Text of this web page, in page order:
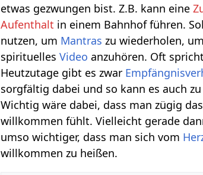
etwas gezwungen bist. Z.B. kann eine
Aufenthalt in einem Bahnhof führen.
nutzen, um Mantras zu wiederholen, um
spirituellesVideo anzuhören. Oft
Heutzutage gibt es zwar
sorgfältig dabei und so kann es auch
Wichtig wäre dabei, dass man zügig das
willkommen fühlt. Vielleicht gerade
umso wichtiger, dass man sich vom
willkommen zu heißen.